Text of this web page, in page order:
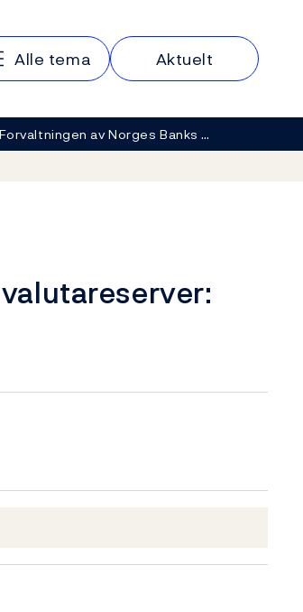
Alle tema Aktuelt
Forvaltningen av Norges Banks …